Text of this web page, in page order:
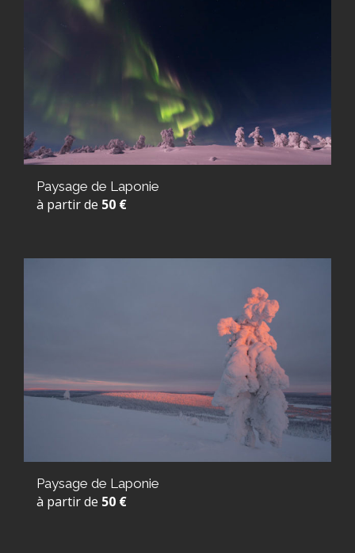
Paysage de Laponie
à partir de 50 €
Paysage de Laponie
à partir de 50 €